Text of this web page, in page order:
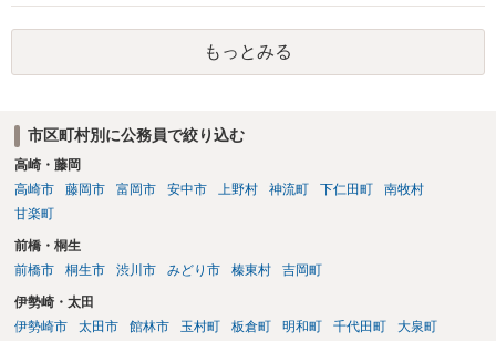
もっとみる
市区町村別に公務員で絞り込む
高崎・藤岡
高崎市
藤岡市 富岡市 安中市 上野村 神流町 下仁田町
南牧村
甘楽町
前橋・桐生
前橋市
桐生市 渋川市 みどり市 榛東村 吉岡町
伊勢崎・太田
伊勢崎市
太田市 館林市 玉村町 板倉町 明和町 千代田町
大泉町